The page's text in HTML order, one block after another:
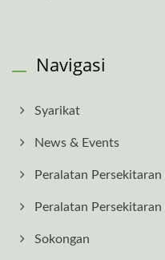
Navigasi
Syarikat
News & Events
Peralatan
Peralatan
Sokongan